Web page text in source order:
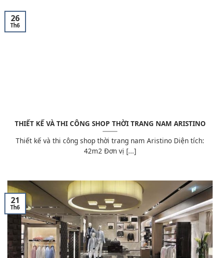
THIẾT KẾ VÀ THI CÔNG SHOP THỜI TRANG NAM ARISTINO
Thiết kế và thi công shop thời trang nam Aristino Diện tích:
42m2 Đơn vị [...]
26
Th6
21
Th6